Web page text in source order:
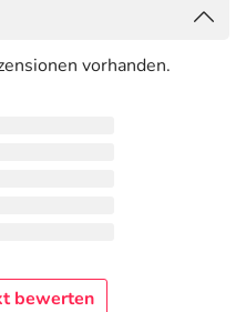
vorhanden.
bewerten